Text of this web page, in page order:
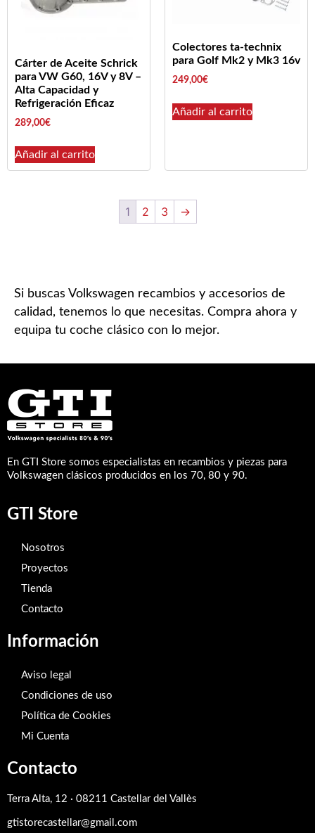
Cárter de Aceite Schrick
para VW G60, 16V y 8V –
Alta Capacidad y
Refrigeración Eficaz
289,00€
Añadir al carrito
Colectores ta-technix
para Golf Mk2 y Mk3 16v
249,00€
Añadir al carrito
1 2 3 →
Si buscas Volkswagen recambios y accesorios de
calidad, tenemos lo que necesitas. Compra ahora y
equipa tu coche clásico con lo mejor.
En GTI Store somos especialistas en recambios y piezas para
Volkswagen clásicos producidos en los 70, 80 y 90.
GTI Store
Nosotros
Proyectos
Tienda
Contacto
Información
Aviso legal
Condiciones de uso
Política de Cookies
Mi Cuenta
Contacto
Terra Alta, 12 · 08211 Castellar del Vallès
gtistorecastellar@gmail.com